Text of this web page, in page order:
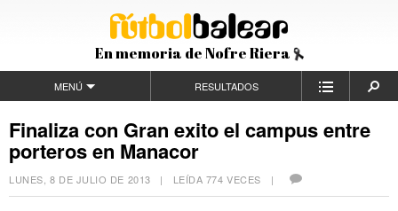
En memoria de Nofre Riera
MENÚ RESULTADOS
Finaliza con Gran exito el campus entre
porteros en Manacor
LUNES, 8 DE JULIO DE 2013 | LEÍDA 774 VECES |